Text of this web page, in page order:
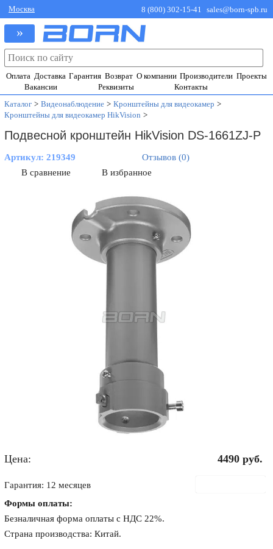
Москва 8 (800) 302-15-41 sales@born-spb.ru
»
Оплата Доставка Гарантия Возврат О компании Производители Проекты
Вакансии
Реквизиты
Контакты
Каталог > Видеонаблюдение > Кронштейны для видеокамер >
Кронштейны для видеокамер HikVision >
Подвесной кронштейн HikVision DS-1661ZJ-P
Артикул:219349
Отзывов (0)
В сравнение
В избранное
Цена: 4490 руб.
Гарантия: 12 месяцев
Формы оплаты:
Безналичная форма оплаты с НДС 22%.
Страна производства: Китай.